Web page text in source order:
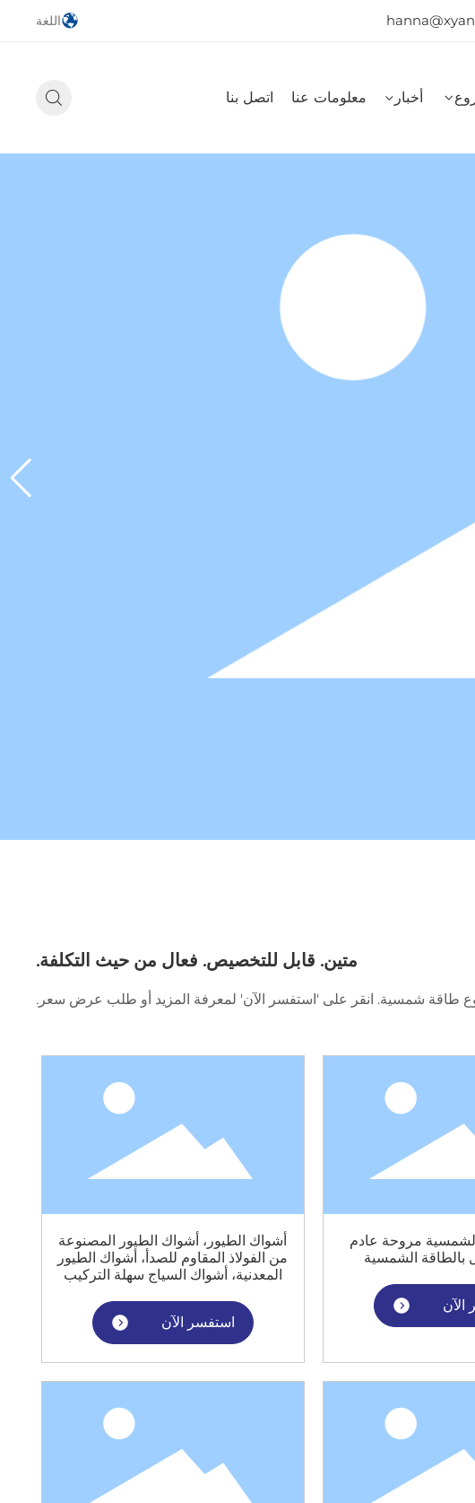
اللغة
أخبار معلومات عنا اتصل بنا
متين. قابل للتخصيص. فعال من حيث التكلفة.
طاقة شمسية. انقر على 'استفسر الآن' لمعرفة المزيد أو طلب عرض سعر.
مروحة عادم
الشمسية
الآن
أشواك الطيور، أشواك الطيور المصنوعة
من الفولاذ المقاوم للصدأ، أشواك الطيور
المعدنية، أشواك السياج سهلة التركيب
استفسر الآن